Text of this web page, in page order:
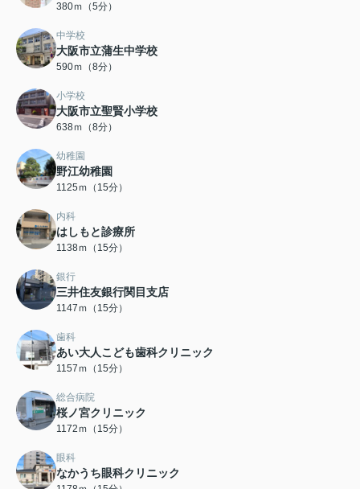
380ｍ（5分）
中学校
大阪市立蒲生中学校
590ｍ（8分）
小学校
大阪市立聖賢小学校
638ｍ（8分）
幼稚園
野江幼稚園
1125ｍ（15分）
内科
はしもと診療所
1138ｍ（15分）
銀行
三井住友銀行関目支店
1147ｍ（15分）
歯科
あい大人こども歯科クリニック
1157ｍ（15分）
総合病院
桜ノ宮クリニック
1172ｍ（15分）
眼科
なかうち眼科クリニック